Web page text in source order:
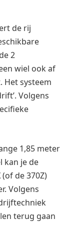
de rij
2
wiel ook af
Het systeem
Volgens
1,85 meter
kan je de
de 370Z)
Volgens
terug gaan